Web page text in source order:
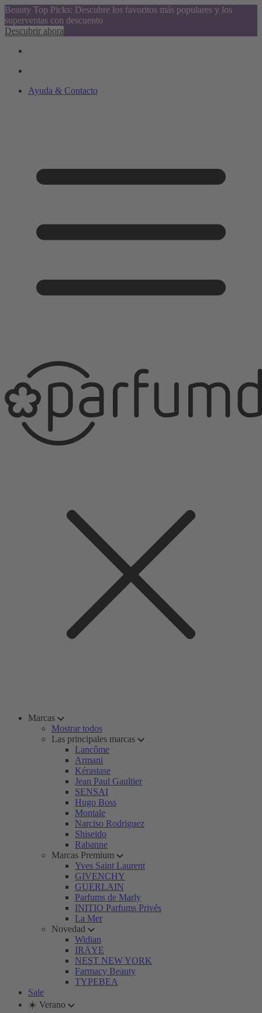
Beauty Top Picks: Descubre los favoritos más populares y los
superventas con descuento
Descubrir ahora
Ayuda & Contacto
Marcas
Mostrar todos
Las principales marcas
Lancôme
Armani
Kérastase
Jean Paul Gaultier
SENSAI
Hugo Boss
Montale
Narciso Rodriguez
Shiseido
Rabanne
Marcas Premium
Yves Saint Laurent
GIVENCHY
GUERLAIN
Parfums de Marly
INITIO Parfums Privés
La Mer
Novedad
Widian
IRÄYE
NEST NEW YORK
Farmacy Beauty
TYPEBEA
Sale
☀️ Verano